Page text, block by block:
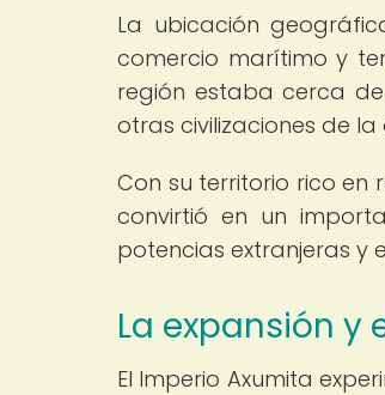
La ubicación
comercio marítimo y
región estaba cerca
otras civilizaciones de
Con su territorio rico en
convirtió en un
potencias extranjeras y
La expansión y
El Imperio Axumita